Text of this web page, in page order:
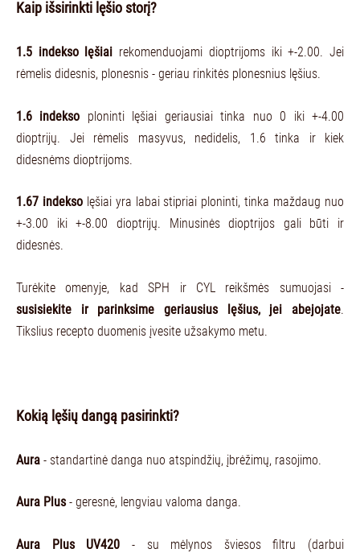
Kaip išsirinkti lęšio storį?
1.5 indekso lęšiai rekomenduojami dioptrijoms iki +-2.00. Jei
rėmelis didesnis, plonesnis - geriau rinkitės plonesnius lęšius.
1.6 indekso ploninti lęšiai geriausiai tinka nuo 0 iki +-4.00
dioptrijų. Jei rėmelis masyvus, nedidelis, 1.6 tinka ir kiek
didesnėms dioptrijoms.
1.67 indeksolęšiai yra labai stipriai ploninti, tinka maždaug nuo
+-3.00 iki +-8.00 dioptrijų. Minusinės dioptrijos gali būti ir
didesnės.
Turėkite omenyje, kad SPH ir CYL reikšmės sumuojasi -
susisiekite ir parinksime geriausius lęšius, jei abejojate.
Tikslius recepto duomenis įvesite užsakymo metu.
Kokią lęšių dangą pasirinkti?
Aura - standartinė danga nuo atspindžių, įbrėžimų, rasojimo.
Aura Plus- geresnė, lengviau valoma danga.
Aura Plus UV420 - su mėlynos šviesos filtru (darbui